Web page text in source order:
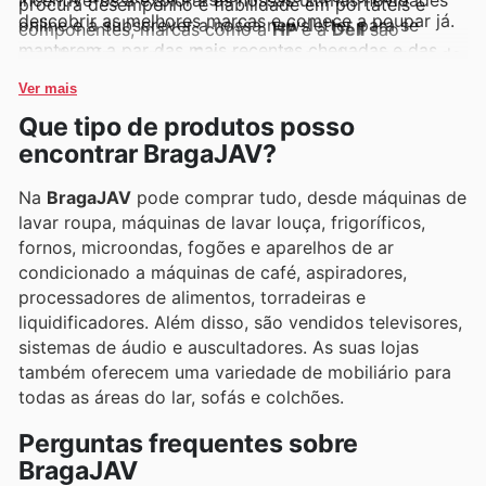
componentes, marcas como aHPe aDellsão
escolhas frequentes. Estas e muitas outras marcas de
excelência estão sempre em destaque nos nossos
store promotions, onde as suas ofertas exclusivas são
reveladas.
online e a subscrever a nossa newsletter para se
manterem a par das mais recentes chegadas e das
descobrir as melhores marcas e comece a poupar já.
Ver mais
Que tipo de produtos posso
encontrar BragaJAV?
Na BragaJAV pode comprar tudo, desde máquinas de
lavar roupa, máquinas de lavar louça, frigoríficos,
fornos, microondas, fogões e aparelhos de ar
condicionado a máquinas de café, aspiradores,
processadores de alimentos, torradeiras e
liquidificadores. Além disso, são vendidos televisores,
sistemas de áudio e auscultadores. As suas lojas
também oferecem uma variedade de mobiliário para
todas as áreas do lar, sofás e colchões.
Perguntas frequentes sobre
BragaJAV